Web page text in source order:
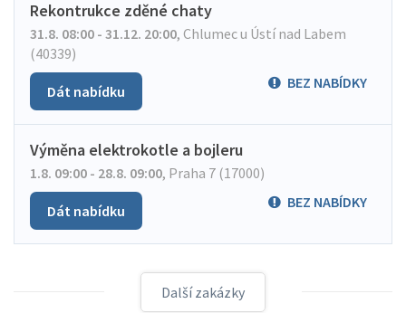
Rekontrukce zděné chaty
31.8. 08:00 - 31.12. 20:00, Chlumec u Ústí nad Labem
(40339)
BEZ NABÍDKY
Dát nabídku
Výměna elektrokotle a bojleru
1.8. 09:00 - 28.8. 09:00, Praha 7 (17000)
BEZ NABÍDKY
Dát nabídku
Další zakázky